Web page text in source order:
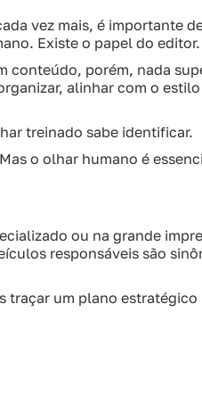
vez mais, é importante
Existe o papel do editor.
conteúdo, porém, nada
alinhar com o
treinado sabe identificar.
o olhar humano é
ou na grande
responsáveis são
traçar um plano estratégico